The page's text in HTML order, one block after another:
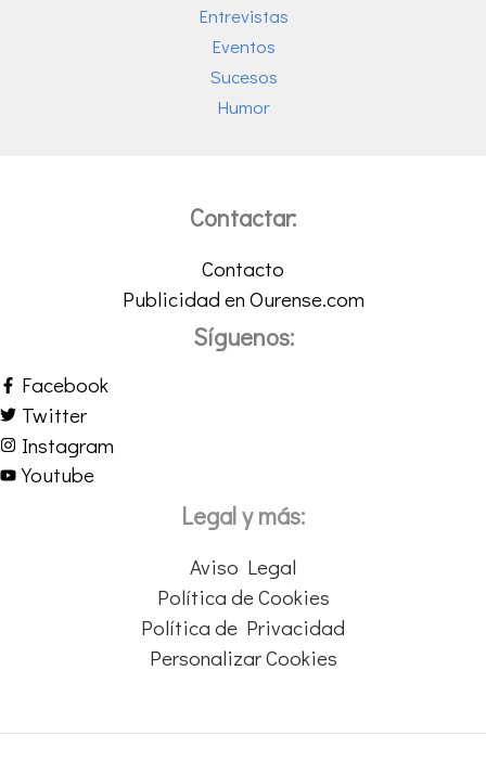
Entrevistas
Eventos
Sucesos
Humor
Contactar:
Contacto
Publicidad en Ourense.com
Síguenos:
Facebook
Twitter
Instagram
Youtube
Legal y más:
Aviso Legal
Política de Cookies
Política de Privacidad
Personalizar Cookies